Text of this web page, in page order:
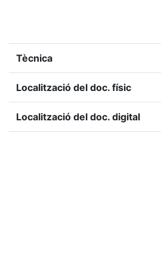
Tècnica
Localització del doc. físic
Localització del doc. digital